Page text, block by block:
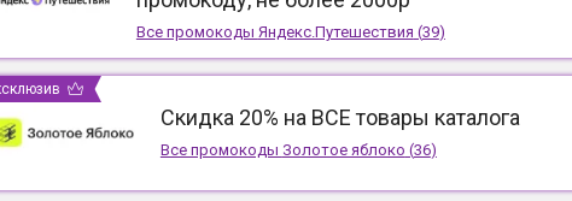
Все промокоды Яндекс.Путешествия (39)
Скидка 20% на ВСЕ товары каталога
Все промокоды Золотое яблоко (36)